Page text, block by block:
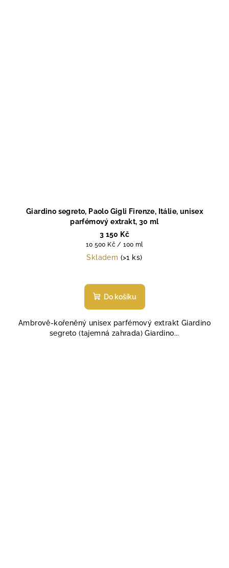
Giardino segreto, Paolo Gigli Firenze, Itálie, unisex
parfémový extrakt, 30 ml
3 150 Kč
Měrná
cena:
10 500 Kč / 100 ml
Skladem (>1 ks)
hodnocení
produktu
z
5
Do košíku
Ambrově-kořeněný unisex parfémový extrakt Giardino
segreto (tajemná zahrada) Giardino...